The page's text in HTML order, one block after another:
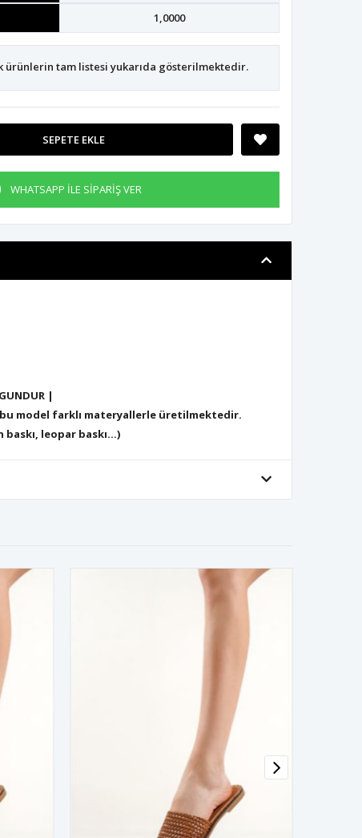
1,0000
ürünlerin tam listesi yukarıda gösterilmektedir.
SEPETE EKLE
WHATSAPP İLE SİPARİŞ VER
|
model farklı materyallerle üretilmektedir.
leopar baskı...)